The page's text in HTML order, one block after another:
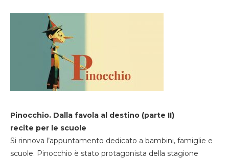
Pinocchio. Dalla favola al destino (parte II)
recite per le scuole
Si rinnova l’appuntamento dedicato a bambini, famiglie e
scuole. Pinocchio è stato protagonista della stagione